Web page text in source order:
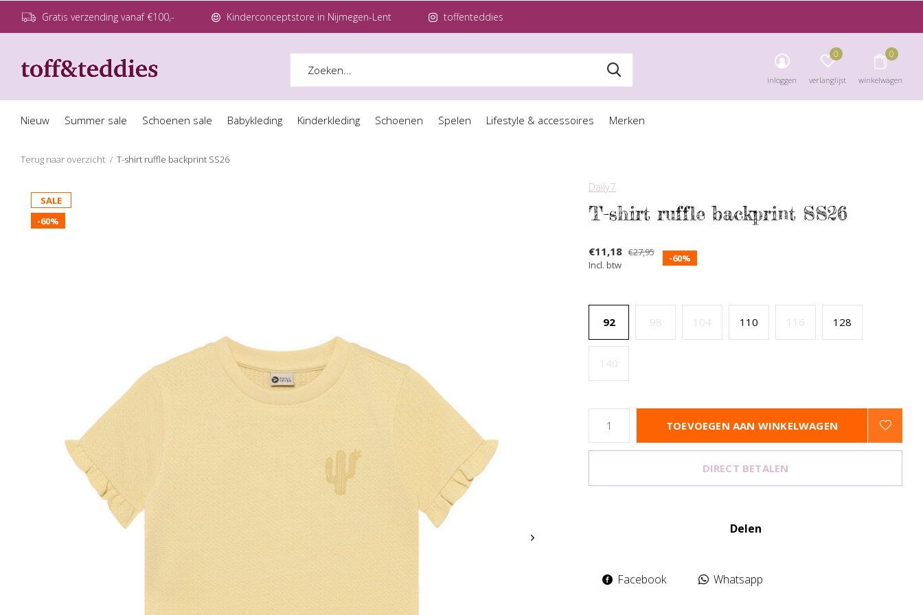
Nieuw Summer sale Schoenen sale Babykleding Kinderkleding Schoenen Spelen Lifestyle & accessoires Merken
inloggen verlanglijst
0
winkelwagen
0
Gratis verzending vanaf €100,- Kinderconceptstore in Nijmegen-Lent toffenteddies
Terug naar overzicht T-shirt ruffle backprint SS26
SALE
-60%
Daily7
T-shirt ruffle backprint SS26
€11,18 €27,95
Incl. btw
-60%
92 98 104 110 116 128
140
TOEVOEGEN AAN WINKELWAGEN
DIRECT BETALEN
Delen
Facebook Whatsapp